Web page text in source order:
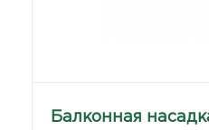
Балконная